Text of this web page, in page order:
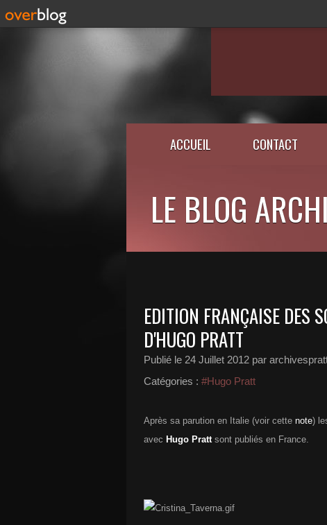
ACCUEIL CONTACT
LE BLOG
EDITION FRANÇAISE DES
D'HUGO PRATT
Publié le 24 Juillet 2012 par
Catégories : #Hugo Pratt
Après sa parution en Italie (voir cette note)
avec Hugo Prattsont publiés en France.